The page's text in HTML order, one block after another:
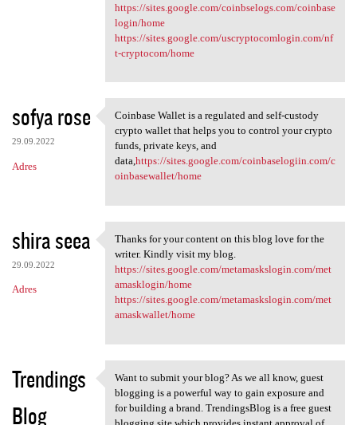
https://sites.google.com/coinbselogs.com/coinbase
login/home
https://sites.google.com/uscryptocomlogin.com/nf
t-cryptocom/home
sofya rose
29.09.2022
Adres
Coinbase Wallet is a
Coinbase Wallet is a regulated and self-custody
crypto wallet that helps you to control your crypto
funds, private keys, and
data,https://sites.google.com/coinbaselogiin.com/c
oinbasewallet/home
shira seea
29.09.2022
Adres
Thanks for your content on
Thanks for your content on this blog love for the
writer. Kindly visit my blog.
https://sites.google.com/metamaskslogin.com/met
amasklogin/home
https://sites.google.com/metamaskslogin.com/met
amaskwallet/home
Trendings
Blog
Want to submit your blog? As
Want to submit your blog? As we all know, guest
blogging is a powerful way to gain exposure and
for building a brand. TrendingsBlog is a free guest